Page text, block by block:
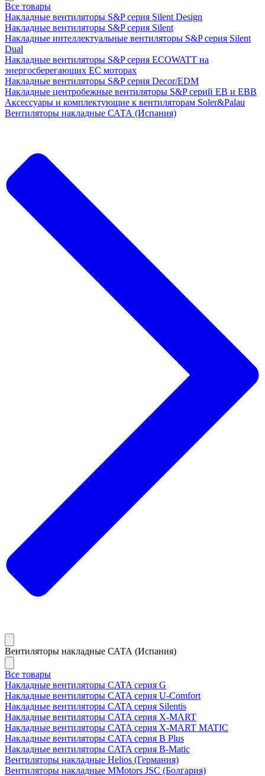
Все товары
Накладные вентиляторы S&P серия Silent Design
Накладные вентиляторы S&P серия Silent
Накладные интеллектуальные вентиляторы S&P серия Silent
Dual
Накладные вентиляторы S&P серия ECOWATT на
энергосберегающих ЕС моторах
Накладные вентиляторы S&P серия Decor/EDM
Накладные центробежные вентиляторы S&P серий EB и EBB
Аксессуары и комплектующие к вентиляторам Soler&Palau
Вентиляторы накладные САТА (Испания)
Вентиляторы накладные САТА (Испания)
Все товары
Накладные вентиляторы CATA серия G
Накладные вентиляторы CATA серия U-Comfort
Накладные вентиляторы CATA серия Silentis
Накладные вентиляторы CATA серия X-MART
Накладные вентиляторы CATA серия X-MART MATIC
Накладные вентиляторы CATA серия B Plus
Накладные вентиляторы CATA серия B-Matic
Вентиляторы накладные Helios (Германия)
Вентиляторы накладные MMotors JSC (Болгария)